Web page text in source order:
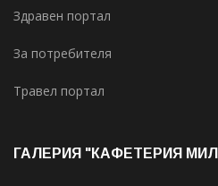
Здравен портал
За потребителя
Травел портал
ГАЛЕРИЯ "КАФЕТЕРИЯ